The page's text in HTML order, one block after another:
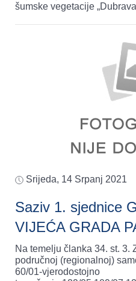
šumske vegetacije
Srijeda, 14 Srpanj 2021
Saziv 1. sjednice
VIJEĆA GRADA
Na temelju članka 34. st. 3.
područnoj (regionalnoj)
60/01-vjerodostojno